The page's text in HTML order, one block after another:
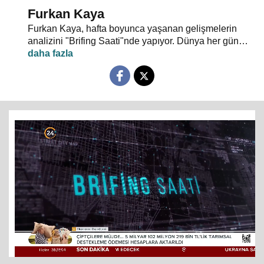
Furkan Kaya
Furkan Kaya, hafta boyunca yaşanan gelişmelerin
analizini "Brifing Saati"nde yapıyor. Dünya her gün
yeni olaylarla şekilleniyor. Gündem yoğun, akış hızlı...
Siyasi gelişmeler, dış politika, uluslararası güvenlik,
terörle mücadele ve gündeme dair herşey
cevapları "Brifing Saati"nde aranıyor. Brifing Saati,
izleyicileriyle buluşuyor…